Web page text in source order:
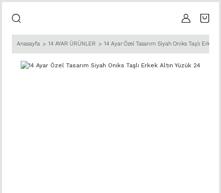
Anasayfa 14 AYAR ÜRÜNLER 14 Ayar Özel Tasarım Siyah Oniks Taşlı Erkek